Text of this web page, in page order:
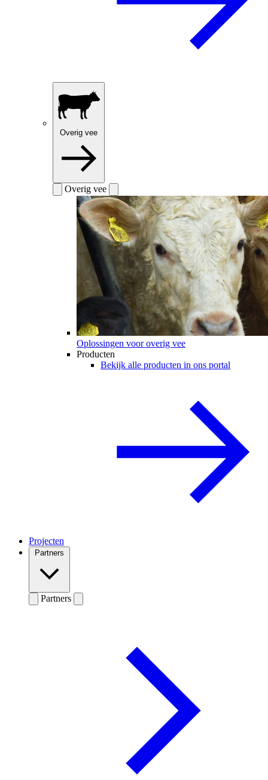
Overig vee
Overig vee
Oplossingen voor overig vee
Producten
Bekijk alle producten in ons portal
Projecten
Partners
Partners